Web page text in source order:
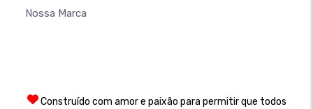
Nossa Marca
Construído com amor e paixão para permitir que todos